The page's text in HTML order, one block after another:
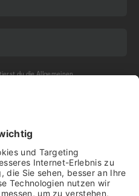
du dieAllgemeinen